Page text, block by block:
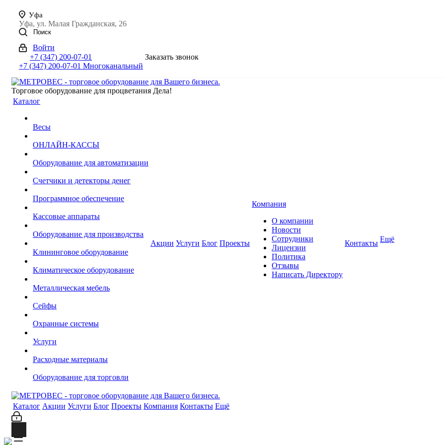
Уфа
Уфа, ул. Малая Гражданская, 26
Поиск
Войти
+7 (347) 200-07-01
+7 (347) 200-07-01 Многоканальный
Заказать звонок
Торговое оборудование для процветания Дела!
Каталог
Весы
ОНЛАЙН-КАССЫ
Оборудование для автоматизации
Счетчики и детекторы денег
Программное обеспечение
Кассовые аппараты
Оборудование для производства
Клининговое оборудование
Климатическое оборудование
Металлическая мебель
Сейфы
Охранные системы
Услуги
Расходные материалы
Оборудование для торговли
Акции Услуги Блог Проекты
Компания
О компании
Новости
Сотрудники
Лицензии
Политика
Отзывы
Написать Директору
Контакты Ещё
Каталог Акции Услуги Блог Проекты Компания Контакты Ещё